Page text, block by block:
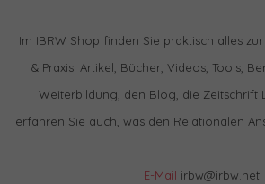
Im IBRW Shop finden Sie praktisch alles
& Praxis: Artikel, Bücher, Videos, Tools,
Weiterbildung, den Blog, die Zeitschrift
erfahren Sie auch, was den Relationalen
E-Mail irbw@irbw.net